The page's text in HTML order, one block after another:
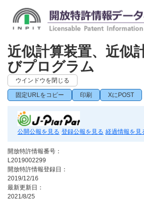
近似計算装置、近似
びプログラム
ウインドウを閉じる
固定URLをコピー 印刷 XにPOST
公開公報を見る 登録公報を見る 経過情報を見
開放特許情報番号：
L2019002299
開放特許情報登録日：
2019/12/16
最新更新日：
2021/8/25